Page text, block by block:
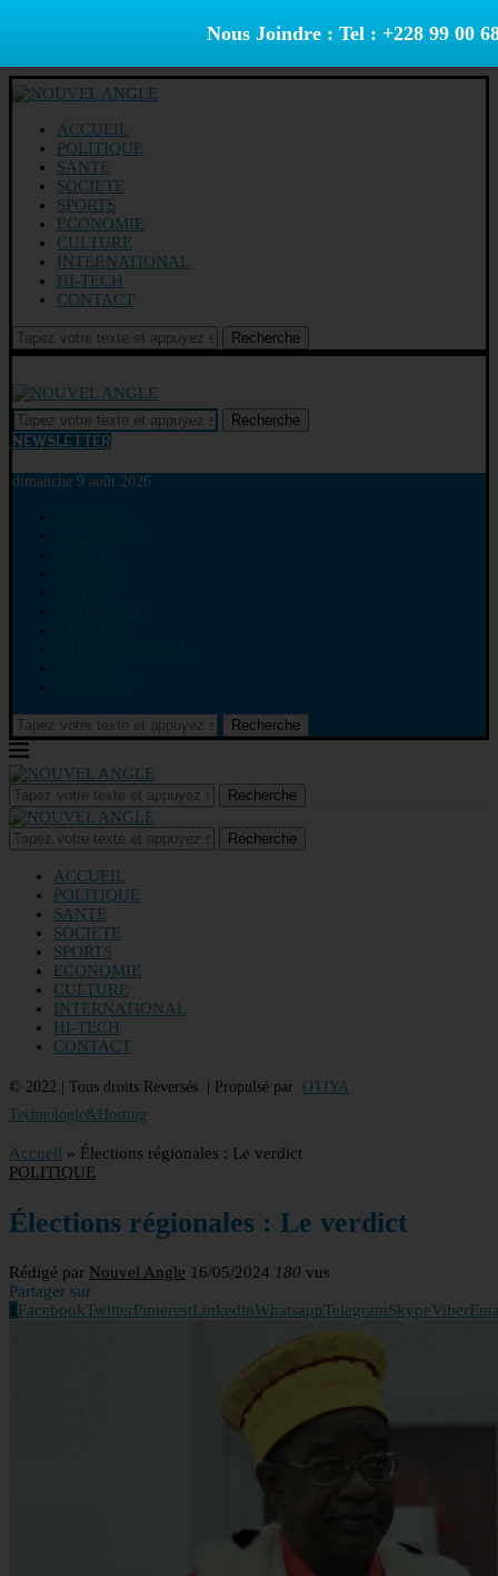
Nous Joindre : Tel : +228 99 00
ACCUEIL
POLITIQUE
SANTE
SOCIETE
SPORTS
ECONOMIE
CULTURE
INTERNATIONAL
HI-TECH
CONTACT
Recherche
Recherche
NEWSLETTER
dimanche 9 août 2026
Recherche
Recherche
Recherche
ACCUEIL
POLITIQUE
SANTE
SOCIETE
SPORTS
ECONOMIE
CULTURE
INTERNATIONAL
HI-TECH
CONTACT
© 2022 | Tous droits Reversés. | Propulsé par OTIYA
Technologie&Hosting
Accueil » Élections régionales : Le verdict
POLITIQUE
Élections régionales : Le verdict
Rédigé par Nouvel Angle 16/05/2024 180 vus
Partager sur
1 FacebookTwitterPinterestLinkedinWhatsappTelegramSkypeViber